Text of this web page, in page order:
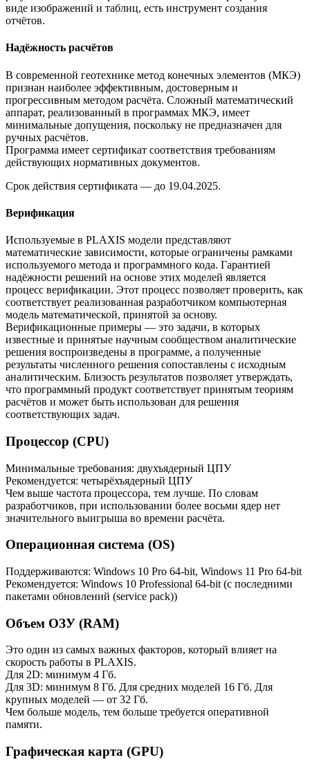
виде изображений и таблиц, есть инструмент создания
отчётов.
Надёжность расчётов
В современной геотехнике метод конечных элементов (МКЭ)
признан наиболее эффективным, достоверным и
прогрессивным методом расчёта. Сложный математический
аппарат, реализованный в программах МКЭ, имеет
минимальные допущения, поскольку не предназначен для
ручных расчётов.
Программа имеет сертификат соответствия требованиям
действующих нормативных документов.
Срок действия сертификата — до 19.04.2025.
Верификация
Используемые в PLAXIS модели представляют
математические зависимости, которые ограничены рамками
используемого метода и программного кода. Гарантией
надёжности решений на основе этих моделей является
процесс верификации. Этот процесс позволяет проверить, как
соответствует реализованная разработчиком компьютерная
модель математической, принятой за основу.
Верификационные примеры — это задачи, в которых
известные и принятые научным сообществом аналитические
решения воспроизведены в программе, а полученные
результаты численного решения сопоставлены с исходным
аналитическим. Близость результатов позволяет утверждать,
что программный продукт соответствует принятым теориям
расчётов и может быть использован для решения
соответствующих задач.
Процессор (CPU)
Минимальные требования: двухъядерный ЦПУ
Рекомендуется: четырёхъядерный ЦПУ
Чем выше частота процессора, тем лучше. По словам
разработчиков, при использовании более восьми ядер нет
значительного выигрыша во времени расчёта.
Операционная система (OS)
Поддерживаются: Windows 10 Pro 64-bit, Windows 11 Pro 64-bit
Рекомендуется: Windows 10 Professional 64-bit (с последними
пакетами обновлений (service pack))
Объем ОЗУ (RAM)
Это один из самых важных факторов, который влияет на
скорость работы в PLAXIS.
Для 2D: минимум 4 Гб.
Для 3D: минимум 8 Гб. Для средних моделей 16 Гб. Для
крупных моделей — от 32 Гб.
Чем больше модель, тем больше требуется оперативной
памяти.
Графическая карта (GPU)